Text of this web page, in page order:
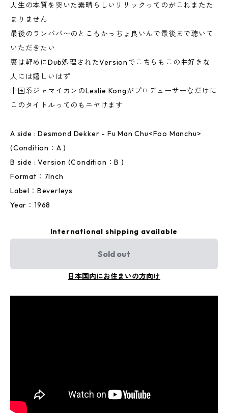
人生の本質を突いた素晴らしいリリックってのがこれまたた
まりません
最後のランババ〜のとこもかっちょ良いんで最後まで聴いて
いただきたい
裏は軽めにDub処理されたVersionでこちらもこの曲好きな
人には嬉しいはず
中国系ジャマイカンのLeslie Kongがプロデューサーなだけに
このタイトルってのもニヤけます
A side : Desmond Dekker - Fu Man Chu<Foo Manchu>
(Condition：A )
B side : Version (Condition：B )
Format：7Inch
Label：Beverleys
Year：1968
International shipping available
Sold out
日本国内にお住まいの方向け